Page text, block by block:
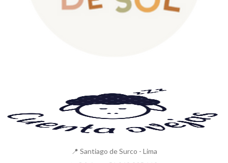
📍 Santiago de Surco - Lima